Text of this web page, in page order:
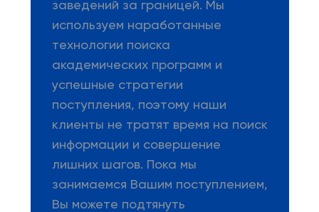
заведений за границей. Мы
используем наработанные
технологии поиска
академических программ и
успешные стратегии
поступления, поэтому наши
клиенты не тратят время на поиск
информации и совершение
лишних шагов. Пока мы
занимаемся Вашим поступлением,
Вы можете подтянуть